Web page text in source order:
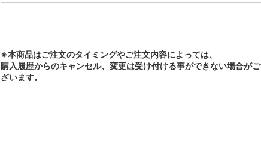
※本商品はご注文のタイミングやご注文内容によっては、
購入履歴からのキャンセル、変更は受け付ける事ができない場合がご
ざいます。